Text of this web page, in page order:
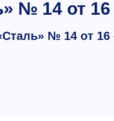
№ 14 от 16
№ 14 от 16